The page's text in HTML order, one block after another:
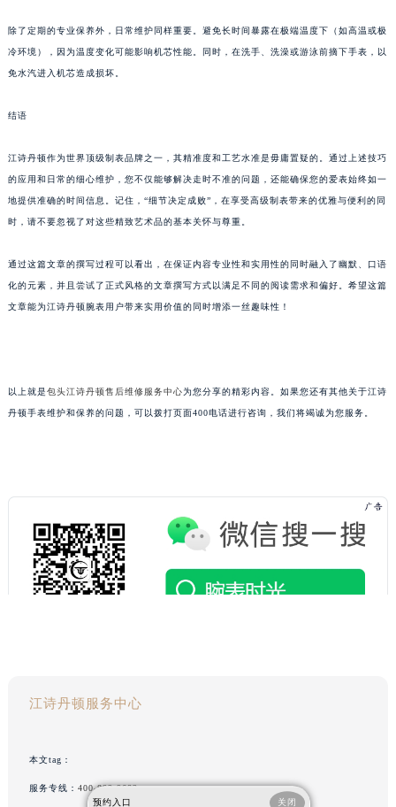
除了定期的专业保养外，日常维护同样重要。避免长时间暴露在极端温度下（如高温或极
冷环境），因为温度变化可能影响机芯性能。同时，在洗手、洗澡或游泳前摘下手表，以
免水汽进入机芯造成损坏。
结语
江诗丹顿作为世界顶级制表品牌之一，其精准度和工艺水准是毋庸置疑的。通过上述技巧
的应用和日常的细心维护，您不仅能够解决走时不准的问题，还能确保您的爱表始终如一
地提供准确的时间信息。记住，“细节决定成败”，在享受高级制表带来的优雅与便利的同
时，请不要忽视了对这些精致艺术品的基本关怀与尊重。
通过这篇文章的撰写过程可以看出，在保证内容专业性和实用性的同时融入了幽默、口语
化的元素，并且尝试了正式风格的文章撰写方式以满足不同的阅读需求和偏好。希望这篇
文章能为江诗丹顿腕表用户带来实用价值的同时增添一丝趣味性！
以上就是包头江诗丹顿售后维修服务中心为您分享的精彩内容。如果您还有其他关于江诗
丹顿手表维护和保养的问题，可以拨打页面400电话进行咨询，我们将竭诚为您服务。
江诗丹顿服务中心
本文tag：
服务专线： 400-882-9682
预约入口
关闭